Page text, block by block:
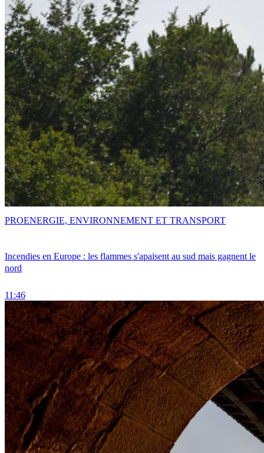
Incendies en Europe : les flammes s'apaisent au sud mais gagnent le
nord
11:46
PROENERGIE, ENVIRONNEMENT ET TRANSPORT